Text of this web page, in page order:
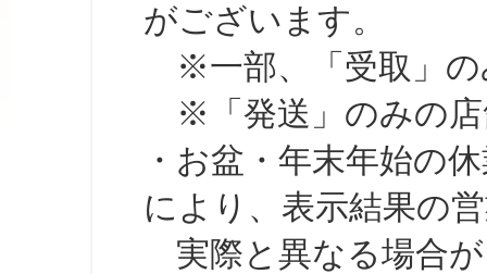
がございます。
※一部、「受取」の
※「発送」のみの店
・お盆・年末年始の
により、表示結果の
実際と異なる場合が